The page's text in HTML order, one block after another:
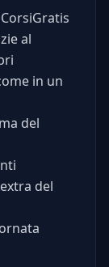
al
in un
del
del